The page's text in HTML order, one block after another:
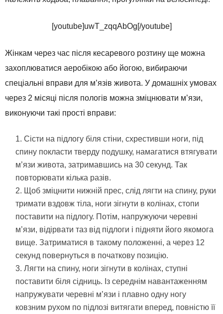
[youtube]uwT_zqqAbOg[/youtube]
Жінкам через час після кесаревого розтину ще можна
захоплюватися аеробікою або йогою, вибираючи
спеціальні вправи для м’язів живота. У домашніх умовах
через 2 місяці після пологів можна зміцнювати м’язи,
виконуючи такі прості вправи:
Сісти на підлогу біля стіни, схрестивши ноги, під
спину покласти тверду подушку, намагатися втягувати
м’язи живота, затримавшись на 30 секунд. Так
повторювати кілька разів.
Щоб зміцнити нижній прес, слід лягти на спину, руки
тримати вздовж тіла, ноги зігнути в колінах, стопи
поставити на підлогу. Потім, напружуючи черевні
м’язи, відірвати таз від підлоги і підняти його якомога
вище. Затриматися в такому положенні, а через 12
секунд повернуться в початкову позицію.
Лягти на спину, ноги зігнути в колінах, ступні
поставити біля сідниць. Із середнім навантаженням
напружувати черевні м’язи і плавно одну ногу
ковзним рухом по підлозі витягати вперед, повністю її